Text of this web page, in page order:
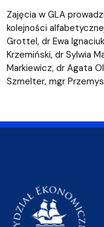
Zajęcia w GLA
kolejności
Grottel, dr Ewa
Krzemiński, dr Sylwia
Markiewicz, dr Agata
Szmelter, mgr